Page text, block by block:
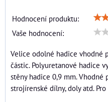
Hodnocení produktu:
Vaše hodnocení:
Velice odolné hadice vhodné
částic. Polyuretanové hadice
stěny hadice 0,9 mm.
strojírenské dílny, doly atd.